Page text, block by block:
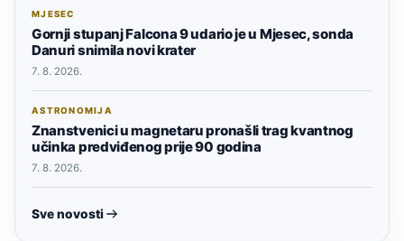
MJESEC
Gornji stupanj Falcona 9 udario je u Mjesec, sonda
Danuri snimila novi krater
7. 8. 2026.
ASTRONOMIJA
Znanstvenici u magnetaru pronašli trag kvantnog
učinka predviđenog prije 90 godina
7. 8. 2026.
Sve novosti